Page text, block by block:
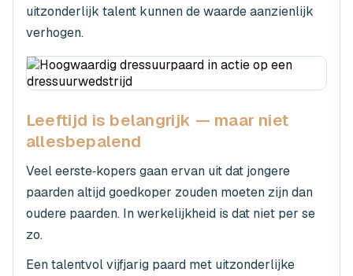
uitzonderlijk talent kunnen de waarde aanzienlijk
verhogen.
Leeftijd is belangrijk — maar niet
allesbepalend
Veel eerste‑kopers gaan ervan uit dat jongere
paarden altijd goedkoper zouden moeten zijn dan
oudere paarden. In werkelijkheid is dat niet per se
zo.
Een talentvol vijfjarig paard met uitzonderlijke